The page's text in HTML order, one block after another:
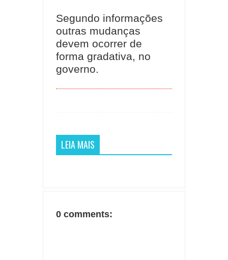
Segundo informações
outras mudanças
devem ocorrer de
forma gradativa, no
governo.
LEIA MAIS
0 comments: